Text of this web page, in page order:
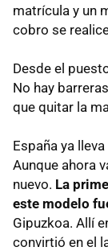
matrícula y un
cobro se
Desde el
No hay
que quitar la
España ya
Aunque ahora
nuevo. La
este modelo
Gipuzkoa. Allí
convirtió en el